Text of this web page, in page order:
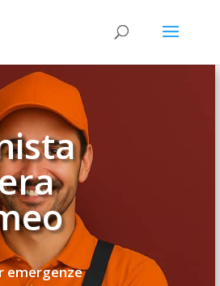
emergenze